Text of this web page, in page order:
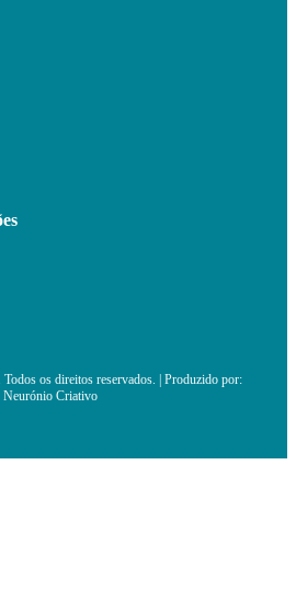
os direitos reservados. | Produzido por:
Neurónio Criativo